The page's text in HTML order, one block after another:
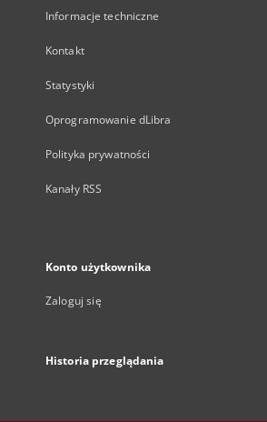
Informacje techniczne
Kontakt
Statystyki
Oprogramowanie dLibra
Polityka prywatności
Kanały RSS
Konto użytkownika
Zaloguj się
Historia przeglądania